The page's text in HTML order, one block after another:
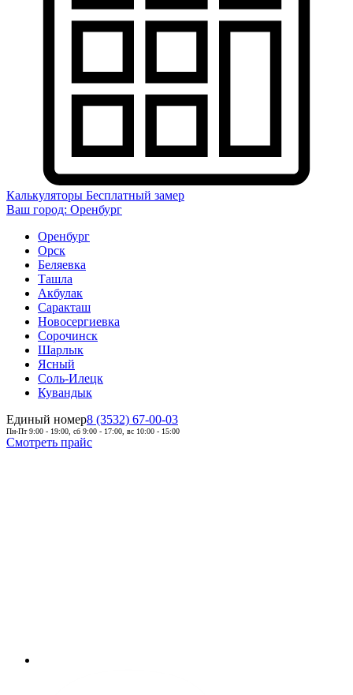
Калькуляторы Бесплатный замер
Ваш город: Оренбург
Оренбург
Орск
Беляевка
Ташла
Акбулак
Саракташ
Новосергиевка
Сорочинск
Шарлык
Ясный
Соль-Илецк
Кувандык
Единый номер8 (3532) 67-00-03
Пн-Пт 9:00 - 19:00, сб 9:00 - 17:00, вс 10:00 - 15:00
Смотреть прайс